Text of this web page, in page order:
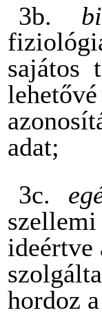
3b.
sajátos
adat;
3c.
ideértve
hordoz